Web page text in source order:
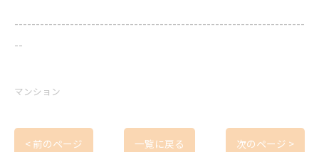
--------------------------------------------------------------------
--
マンション
< 前のページ 一覧に戻る 次のページ >